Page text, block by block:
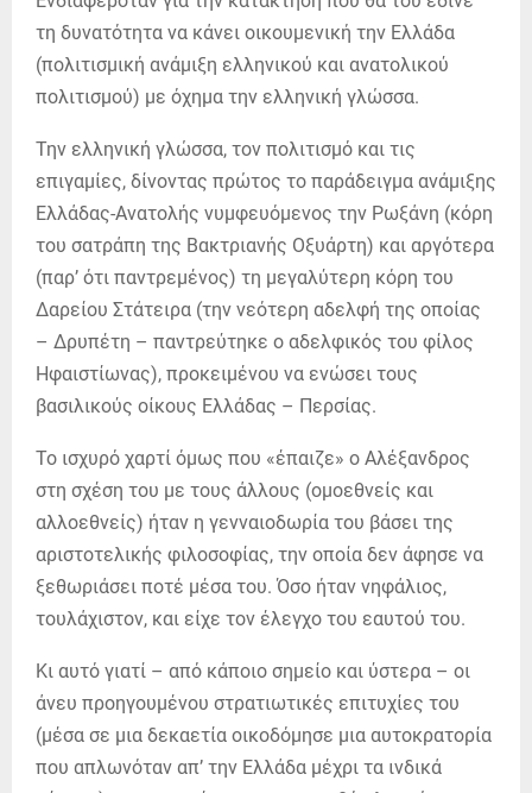
τη δυνατότητα να κάνει οικουμενική την Ελλάδα
(πολιτισμική ανάμιξη ελληνικού και ανατολικού
πολιτισμού) με όχημα την ελληνική γλώσσα.
Την ελληνική γλώσσα, τον πολιτισμό και τις
επιγαμίες, δίνοντας πρώτος το παράδειγμα ανάμιξης
Ελλάδας-Ανατολής νυμφευόμενος την Ρωξάνη (κόρη
του σατράπη της Βακτριανής Οξυάρτη) και αργότερα
(παρ’ ότι παντρεμένος) τη μεγαλύτερη κόρη του
Δαρείου Στάτειρα (την νεότερη αδελφή της οποίας
– Δρυπέτη – παντρεύτηκε ο αδελφικός του φίλος
Ηφαιστίωνας), προκειμένου να ενώσει τους
βασιλικούς οίκους Ελλάδας – Περσίας.
Το ισχυρό χαρτί όμως που «έπαιζε» ο Αλέξανδρος
στη σχέση του με τους άλλους (ομοεθνείς και
αλλοεθνείς) ήταν η γενναιοδωρία του βάσει της
αριστοτελικής φιλοσοφίας, την οποία δεν άφησε να
ξεθωριάσει ποτέ μέσα του. Όσο ήταν νηφάλιος,
τουλάχιστον, και είχε τον έλεγχο του εαυτού του.
Κι αυτό γιατί – από κάποιο σημείο και ύστερα – οι
άνευ προηγουμένου στρατιωτικές επιτυχίες του
(μέσα σε μια δεκαετία οικοδόμησε μια αυτοκρατορία
που απλωνόταν απ’ την Ελλάδα μέχρι τα ινδικά